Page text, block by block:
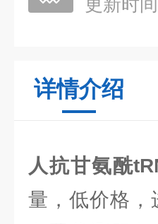
更新时间
详情介绍
人抗甘氨酰
量，低价格，